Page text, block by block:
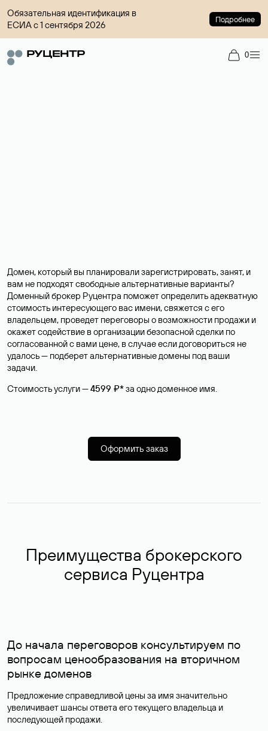
Обязательная идентификация в
ЕСИА с 1 сентября 2026
Подробнее
0
Домен, который вы планировали зарегистрировать, занят, и
вам не подходят свободные альтернативные варианты?
Доменный брокер Руцентра поможет определить адекватную
стоимость интересующего вас имени, свяжется с его
владельцем, проведет переговоры о возможности продажи и
окажет содействие в организации безопасной сделки по
согласованной с вами цене, в случае если договориться не
удалось — подберет альтернативные домены под ваши
задачи.
Стоимость услуги —4599 ₽*за одно доменное имя.
Оформить заказ
Преимущества брокерского
сервиса Руцентра
До начала переговоров консультируем по
вопросам ценообразования на вторичном
рынке доменов
Предложение справедливой цены за имя значительно
увеличивает шансы ответа его текущего владельца и
последующей продажи.